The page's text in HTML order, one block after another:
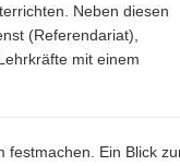
Neben diesen
(Referendariat),
mit einem
festmachen. Ein Blick